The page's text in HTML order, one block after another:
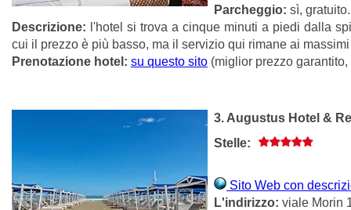
Parcheggio: sì, gratuito.
Descrizione: l'hotel si trova a cinque minuti a piedi dalla
cui il prezzo è più basso, ma il servizio qui rimane ai
Prenotazione hotel: su questo sito (miglior prezzo
3. Augustus Hotel &
Stelle:
Sito Web con
L'indirizzo: viale Morin